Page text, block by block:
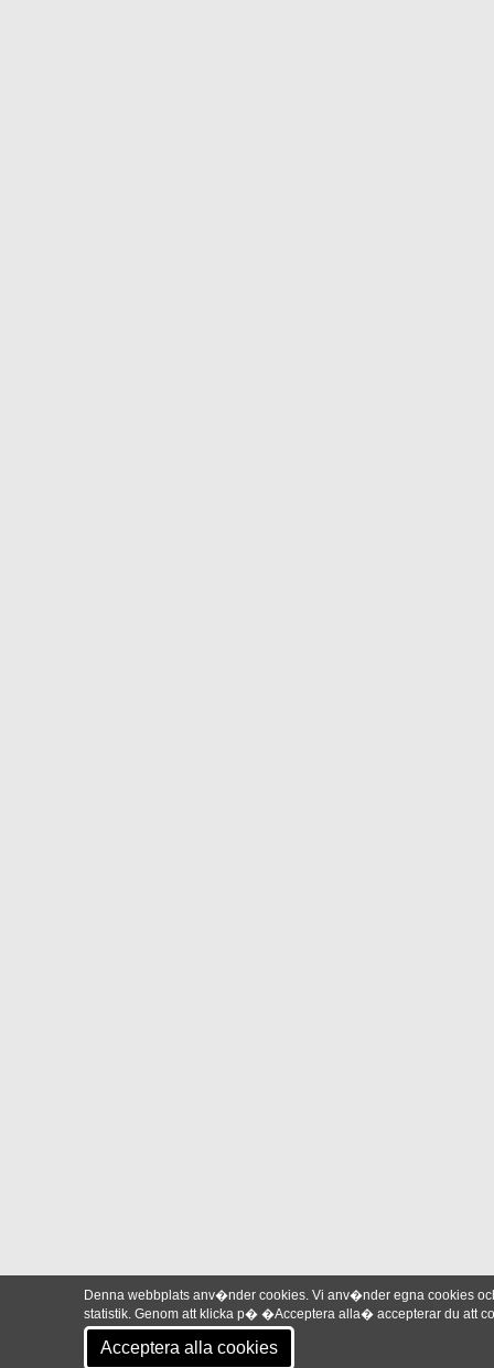
Denna webbplats anv�nder cookies. Vi anv�nder egna cookies
statistik. Genom att klicka p� �Acceptera alla� accepterar du att
Acceptera alla cookies